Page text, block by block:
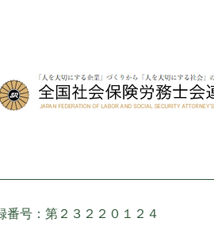
番号：第２３２２０１２４